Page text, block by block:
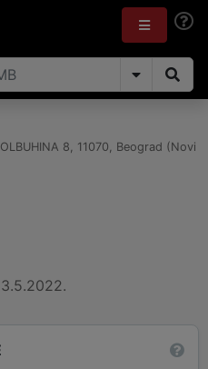
8, 11070, Beograd (Novi